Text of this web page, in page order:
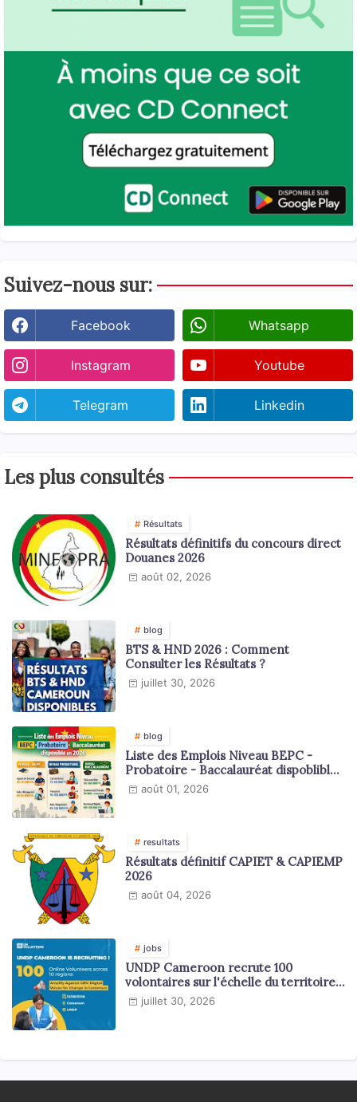
Suivez-nous sur:
Facebook Whatsapp
Instagram Youtube
Telegram Linkedin
Les plus consultés
Résultats
Résultats définitifs du concours direct
Douanes 2026
août 02, 2026
blog
BTS & HND 2026 : Comment
Consulter les Résultats ?
juillet 30, 2026
blog
Liste des Emplois Niveau BEPC -
Probatoire - Baccalauréat dispoblible
en 2026
août 01, 2026
resultats
Résultats définitif CAPIET & CAPIEMP
2026
août 04, 2026
jobs
UNDP Cameroon recrute 100
volontaires sur l'échelle du territoire
national
juillet 30, 2026